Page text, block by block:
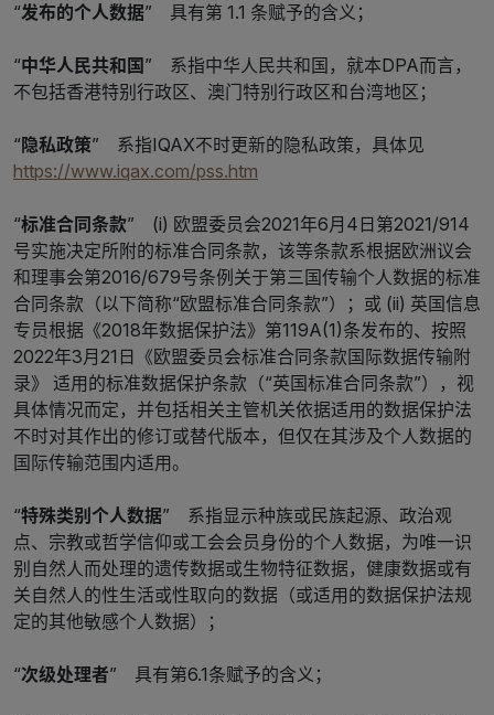
“发布的个人数据” 具有第 1.1 条赋予的含义；
“中华人民共和国 ” 系指中华人民共和国，就本DPA而言，
不包括香港特别行政区、澳门特别行政区和台湾地区；
“ 隐私政策” 系指IQAX不时更新的隐私政策，具体见
https://www.iqax.com/pss.htm
“标准合同条款” (i) 欧盟委员会2021年6月4日第2021/914
号实施决定所附的标准合同条款，该等条款系根据欧洲议会
和理事会第2016/679号条例关于第三国传输个人数据的标准
合同条款（以下简称“欧盟标准合同条款”）；或 (ii) 英国信息
专员根据《2018年数据保护法》第119A(1)条发布的、按照
2022年3月21日《欧盟委员会标准合同条款国际数据传输附
录》 适用的标准数据保护条款（“英国标准合同条款”），视
具体情况而定，并包括相关主管机关依据适用的数据保护法
不时对其作出的修订或替代版本，但仅在其涉及个人数据的
国际传输范围内适用。
“特殊类别个人数据” 系指显示种族或民族起源、政治观
点、宗教或哲学信仰或工会会员身份的个人数据，为唯一识
别自然人而处理的遗传数据或生物特征数据，健康数据或有
关自然人的性生活或性取向的数据（或适用的数据保护法规
定的其他敏感个人数据）；
“次级处理者” 具有第6.1条赋予的含义；